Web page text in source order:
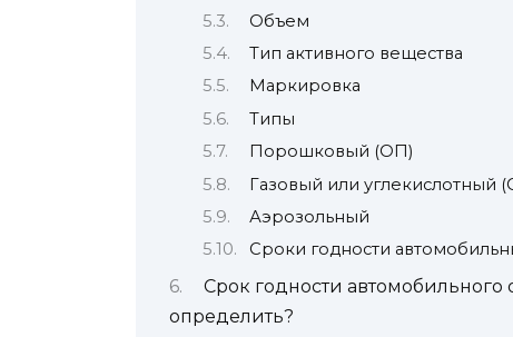
Объем
Тип активного вещества
Маркировка
Типы
Порошковый (ОП)
Газовый или углекислотный
Аэрозольный
Сроки годности
Срок годности автомобильного
определить?